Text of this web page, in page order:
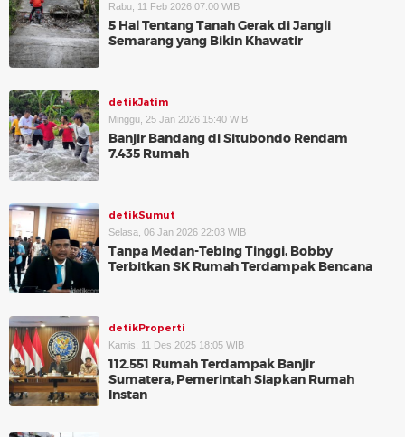
Rabu, 11 Feb 2026 07:00 WIB
5 Hal Tentang Tanah Gerak di Jangli
Semarang yang Bikin Khawatir
detikJatim
Minggu, 25 Jan 2026 15:40 WIB
Banjir Bandang di Situbondo Rendam
7.435 Rumah
detikSumut
Selasa, 06 Jan 2026 22:03 WIB
Tanpa Medan-Tebing Tinggi, Bobby
Terbitkan SK Rumah Terdampak Bencana
detikProperti
Kamis, 11 Des 2025 18:05 WIB
112.551 Rumah Terdampak Banjir
Sumatera, Pemerintah Siapkan Rumah
Instan